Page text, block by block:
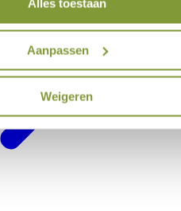
Alles toestaan
Aanpassen
Weigeren